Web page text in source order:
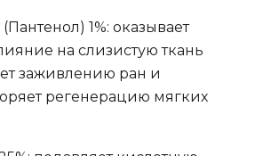
1%: оказывает
на слизистую ткань
заживлению ран и
регенерацию мягких